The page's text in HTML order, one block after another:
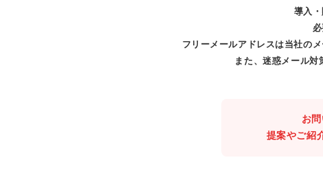
導入
フリーメールアドレスは当社の
また、迷惑メール対
お
提案やご紹